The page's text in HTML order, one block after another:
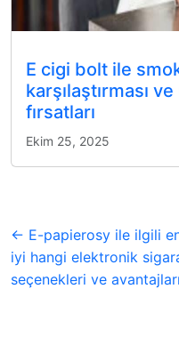
E cigi bolt ile
karşılaştırması
fırsatları
Ekim 25, 2025
← E-papierosy ile ilgili
iyi hangi elektronik
seçenekleri ve avantajları